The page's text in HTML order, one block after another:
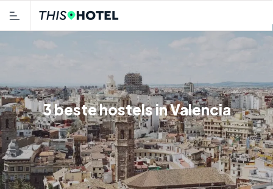
3 beste hostels in Valencia